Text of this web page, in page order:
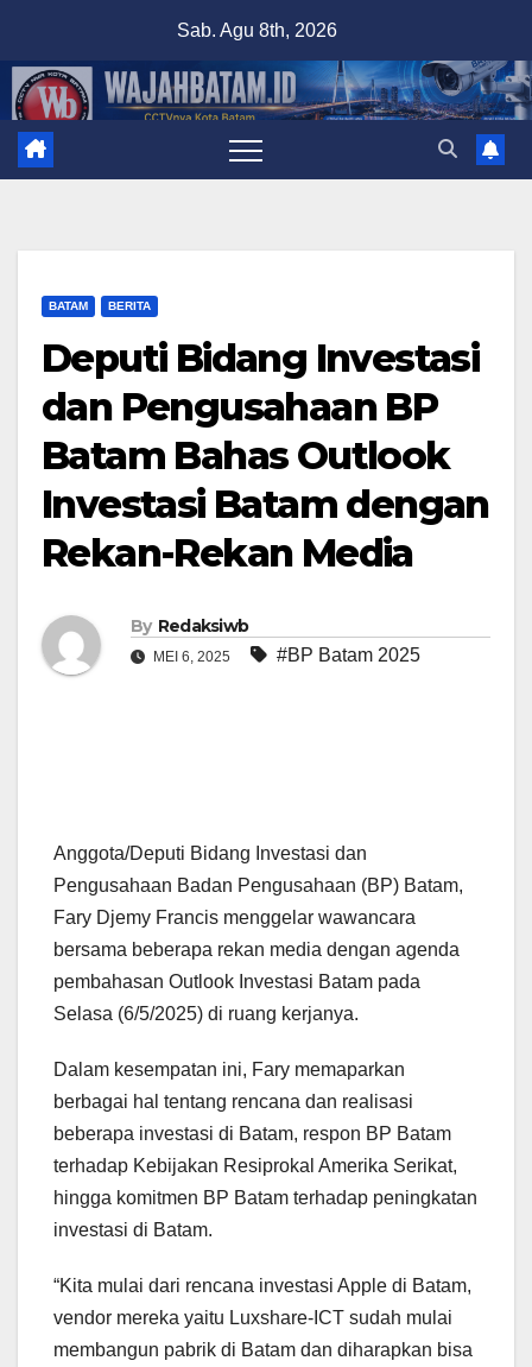
content
Sab. Agu 8th, 2026
BATAM BERITA
Deputi Bidang Investasi
dan Pengusahaan BP
Batam Bahas Outlook
Investasi Batam dengan
Rekan-Rekan Media
By Redaksiwb
MEI 6, 2025 #BP Batam 2025
Anggota/Deputi Bidang Investasi dan
Pengusahaan Badan Pengusahaan (BP) Batam,
Fary Djemy Francis menggelar wawancara
bersama beberapa rekan media dengan agenda
pembahasan Outlook Investasi Batam pada
Selasa (6/5/2025) di ruang kerjanya.
Dalam kesempatan ini, Fary memaparkan
berbagai hal tentang rencana dan realisasi
beberapa investasi di Batam, respon BP Batam
terhadap Kebijakan Resiprokal Amerika Serikat,
hingga komitmen BP Batam terhadap peningkatan
investasi di Batam.
“Kita mulai dari rencana investasi Apple di Batam,
vendor mereka yaitu Luxshare-ICT sudah mulai
membangun pabrik di Batam dan diharapkan bisa